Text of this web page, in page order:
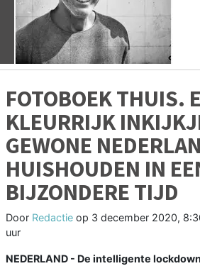
Vorige
FOTOBOEK THUIS.
KLEURRIJK
GEWONE
HUISHOUDEN IN
BIJZONDERE TIJD
Door Redactie op 3 december 2020,
uur
NEDERLAND - De intelligente